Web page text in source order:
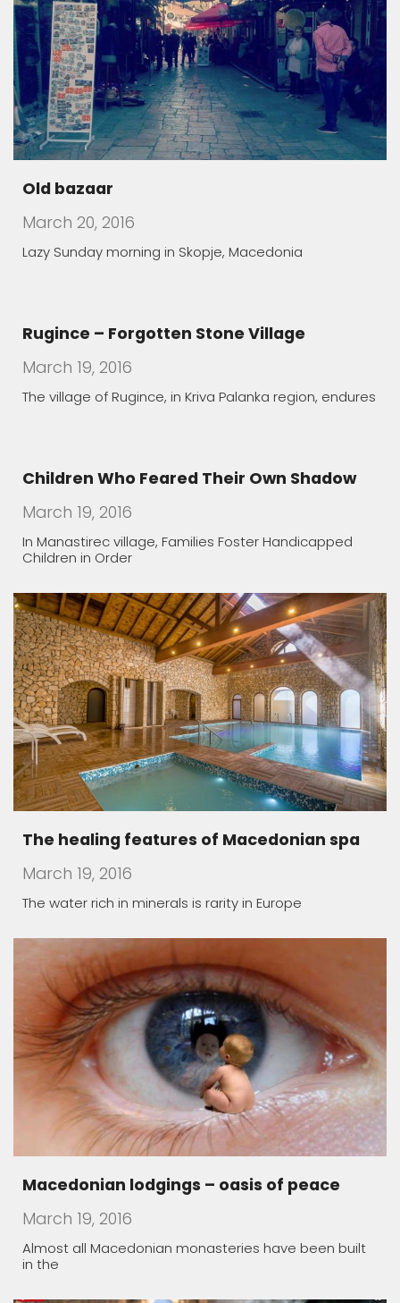
Old bazaar
March 20, 2016
Lazy Sunday morning in Skopje, Macedonia
Rugince – Forgotten Stone Village
March 19, 2016
The village of Rugince, in Kriva Palanka region, endures
Children Who Feared Their Own Shadow
March 19, 2016
In Manastirec village, Families Foster Handicapped
Children in Order
The healing features of Macedonian spa
March 19, 2016
The water rich in minerals is rarity in Europe
Macedonian lodgings – oasis of peace
March 19, 2016
Almost all Macedonian monasteries have been built
in the